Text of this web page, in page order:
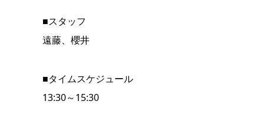
■スタッフ
遠藤、櫻井
■タイムスケジュール
13:30～15:30